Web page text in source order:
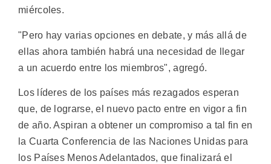
miércoles.
"Pero hay varias opciones en debate, y más allá de
ellas ahora también habrá una necesidad de llegar
a un acuerdo entre los miembros", agregó.
Los líderes de los países más rezagados esperan
que, de lograrse, el nuevo pacto entre en vigor a fin
de año. Aspiran a obtener un compromiso a tal fin en
la Cuarta Conferencia de las Naciones Unidas para
los Países Menos Adelantados, que finalizará el